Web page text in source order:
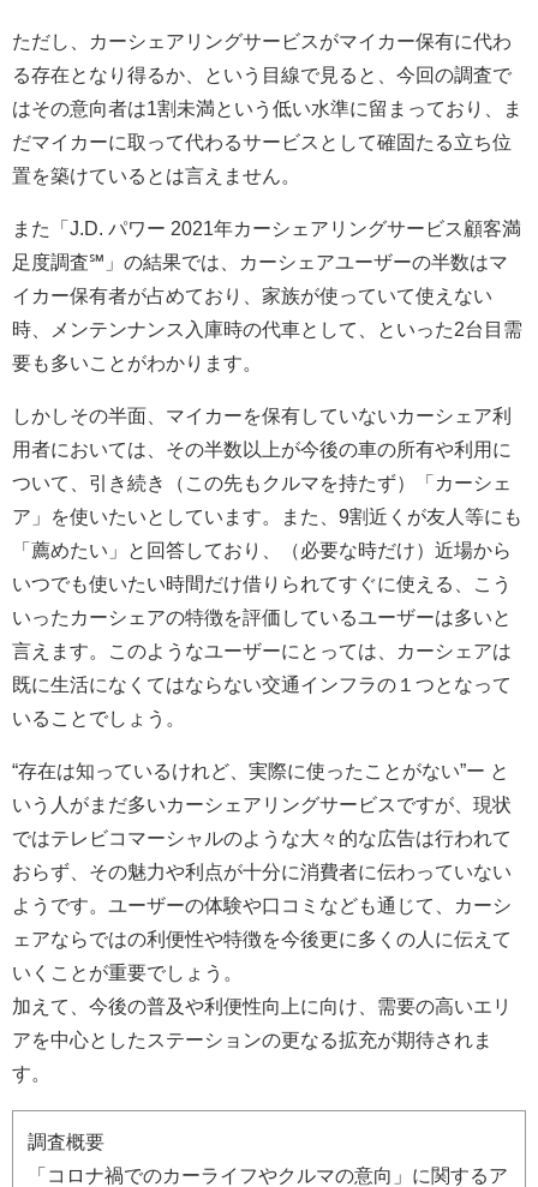
ただし、カーシェアリングサービスがマイカー保有に代わ
る存在となり得るか、という目線で見ると、今回の調査で
はその意向者は1割未満という低い水準に留まっており、ま
だマイカーに取って代わるサービスとして確固たる立ち位
置を築けているとは言えません。
また「J.D. パワー 2021年カーシェアリングサービス顧客満
足度調査℠」の結果では、カーシェアユーザーの半数はマ
イカー保有者が占めており、家族が使っていて使えない
時、メンテンナンス入庫時の代車として、といった2台目需
要も多いことがわかります。
しかしその半面、マイカーを保有していないカーシェア利
用者においては、その半数以上が今後の車の所有や利用に
ついて、引き続き（この先もクルマを持たず）「カーシェ
ア」を使いたいとしています。また、9割近くが友人等にも
「薦めたい」と回答しており、（必要な時だけ）近場から
いつでも使いたい時間だけ借りられてすぐに使える、こう
いったカーシェアの特徴を評価しているユーザーは多いと
言えます。このようなユーザーにとっては、カーシェアは
既に生活になくてはならない交通インフラの１つとなって
いることでしょう。
“存在は知っているけれど、実際に使ったことがない”ー と
いう人がまだ多いカーシェアリングサービスですが、現状
ではテレビコマーシャルのような大々的な広告は行われて
おらず、その魅力や利点が十分に消費者に伝わっていない
ようです。ユーザーの体験や口コミなども通じて、カーシ
ェアならではの利便性や特徴を今後更に多くの人に伝えて
いくことが重要でしょう。
加えて、今後の普及や利便性向上に向け、需要の高いエリ
アを中心としたステーションの更なる拡充が期待されま
す。
調査概要
「コロナ禍でのカーライフやクルマの意向」に関するア